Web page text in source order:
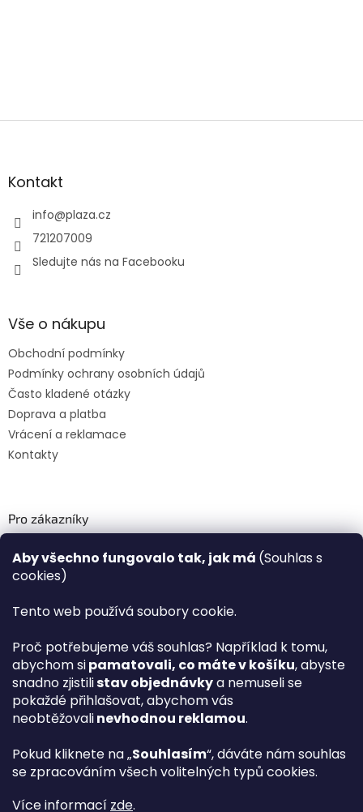
Aby všechno fungovalo tak, jak má (Souhlas s
cookies)
Tento web používá soubory cookie.
Proč potřebujeme váš souhlas? Například k tomu,
abychom sipamatovali, co máte v košíku, abyste
snadno zjistilistav objednávkya nemuseli se
pokaždé přihlašovat, abychom vás
neobtěžovalinevhodnou reklamou.
Pokud kliknete na „Souhlasím“, dáváte nám souhlas
se zpracováním všech volitelných typů cookies.
Více informací zde.
Zápatí
Kontakt
info@plaza.cz
721207009
Sledujte nás na Facebooku
Vše o nákupu
Obchodní podmínky
Podmínky ochrany osobních údajů
Často kladené otázky
Doprava a platba
Vrácení a reklamace
Kontakty
Pro zákazníky
Věrnostní program PLAZA Bonus™
Magazín PLAZA News™
Plaza.cz slevové kódy a kupóny
Registrace
Přihlášení
PLAZA B2B™ VELKOOBCHOD
Vyhledávač návodů
hp